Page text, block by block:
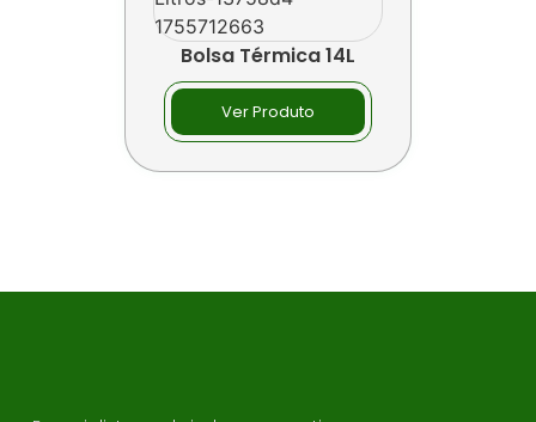
Bolsa Térmica 14L
Ver Produto